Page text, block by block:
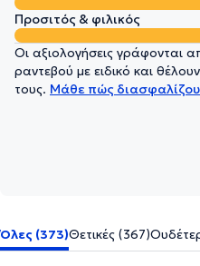
Προσιτός & φιλικός
Οι αξιολογήσεις γράφονται
ραντεβού με ειδικό και
τους. Μάθε πώς
Όλες (373)Θετικές (367)